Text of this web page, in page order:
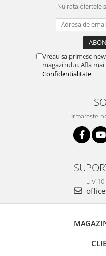
Nu rata ofertele
Vreau sa primesc
magazinului. Afla
Confidentialitate
Urmareste-
L-V